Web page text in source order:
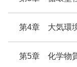
第4章 大気環
第5章 化学物